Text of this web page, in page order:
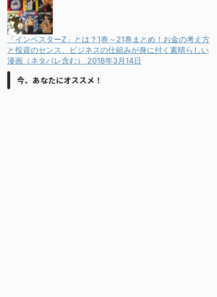
「インベスターZ」とは？1巻～21巻まとめ！お金の考え方
と投資のセンス、ビジネスの仕組みが身に付く素晴らしい
漫画（ネタバレ含む） 2018年3月14日
今、あなたにオススメ！